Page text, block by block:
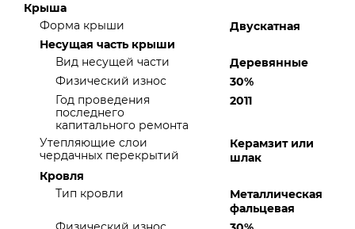
Крыша
Форма крыши
Двускатная
Несущая часть крыши
Вид несущей части
Деревянные
Физический износ
30%
Год проведения
последнего
капитального ремонта
2011
Утепляющие слои
чердачных перекрытий
Керамзит или
шлак
Кровля
Тип кровли
Металлическая
фальцевая